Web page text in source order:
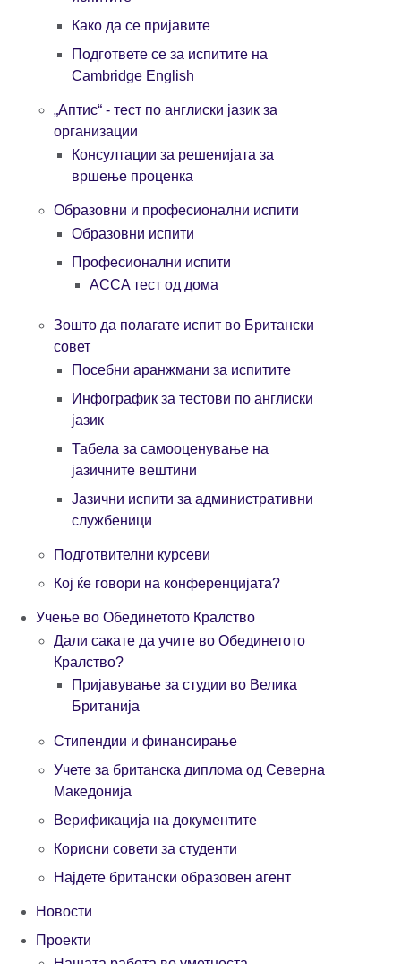
Како да се пријавите
Подгответе се за испитите на
Cambridge English
„Aптис“ - тест по англиски јазик за
организации
Консултации за решенијата за
вршење проценка
Образовни и професионални испити
Образовни испити
Професионални испити
ACCA тест од дома
Зошто да полагате испит во Британски
совет
Посебни аранжмани за испитите
Инфографик за тестови по англиски
јазик
Табела за самооценување на
јазичните вештини
Јазични испити за административни
службеници
Подготвителни курсеви
Кој ќе говори на конференцијата?
Учење во Обединетото Кралство
Дали сакате да учите во Обединетото
Кралство?
Пријавување за студии во Велика
Британија
Стипендии и финансирање
Учете за британска диплома од Северна
Македонија
Верификација на документите
Корисни совети за студенти
Најдете британски образовен агент
Новости
Проекти